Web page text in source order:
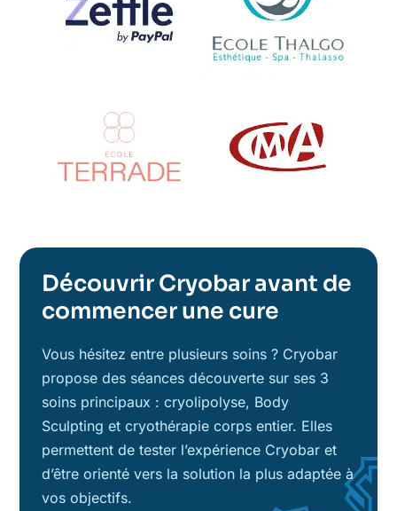
Découvrir Cryobar avant de
commencer une cure
Vous hésitez entre plusieurs soins ? Cryobar
propose des séances découverte sur ses 3
soins principaux : cryolipolyse, Body
Sculpting et cryothérapie corps entier. Elles
permettent de tester l’expérience Cryobar et
d’être orienté vers la solution la plus adaptée à
vos objectifs.